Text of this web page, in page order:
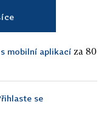
mobilní aplikací za 80
se